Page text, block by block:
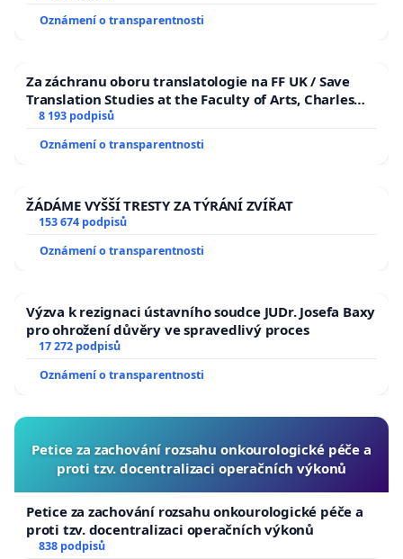
Oznámení o transparentnosti
Za záchranu oboru translatologie na FF UK / Save
Translation Studies at the Faculty of Arts, Charles
University
8 193 podpisů
Oznámení o transparentnosti
ŽÁDÁME VYŠŠÍ TRESTY ZA TÝRÁNÍ ZVÍŘAT
153 674 podpisů
Oznámení o transparentnosti
Výzva k rezignaci ústavního soudce JUDr. Josefa Baxy
pro ohrožení důvěry ve spravedlivý proces
17 272 podpisů
Oznámení o transparentnosti
Petice za zachování rozsahu onkourologické péče a
proti tzv. docentralizaci operačních výkonů
Petice za zachování rozsahu onkourologické péče a
proti tzv. docentralizaci operačních výkonů
838 podpisů